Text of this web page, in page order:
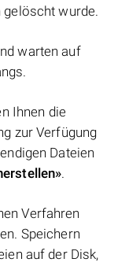
gelöscht wurde.
warten auf
Ihnen die
zur Verfügung
Dateien
.
Verfahren
Speichern
auf der Disk,